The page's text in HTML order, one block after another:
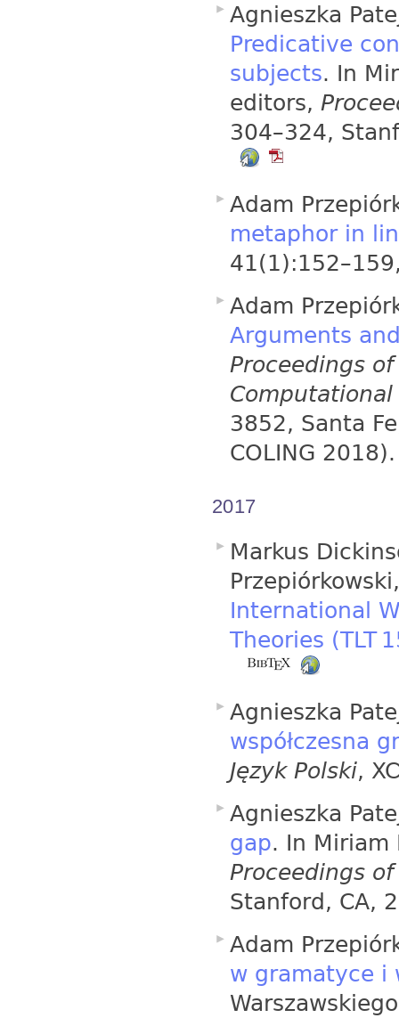
Agnieszka
Predicative
subjects. In
editors,
304–324,
Adam
metaphor in
Adam
Arguments
Proceedings
Computational
3852, Santa
COLING
2017
Markus
International
Theories (TLT
Agnieszka
współczesna
Język Polski,
Agnieszka
gap. In Miriam
Proceedings
Stanford, CA,
Adam
w gramatyce i